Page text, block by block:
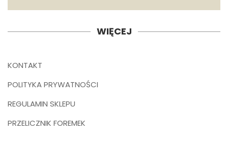
WIĘCEJ
KONTAKT
POLITYKA PRYWATNOŚCI
REGULAMIN SKLEPU
PRZELICZNIK FOREMEK